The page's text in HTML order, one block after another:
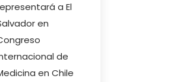
a El
en
de
en Chile